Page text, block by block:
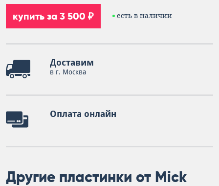
купить за 3 500 ₽ есть в наличии
Доставим
в г. Москва
Оплата онлайн
Другие пластинки от Mick